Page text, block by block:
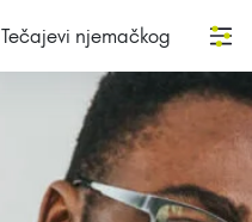
Tečajevi njemačkog